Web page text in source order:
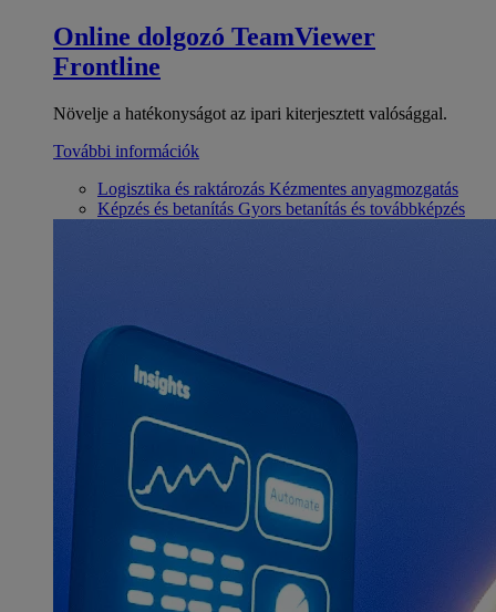
Online dolgozó TeamViewer
Frontline
Növelje a hatékonyságot az ipari kiterjesztett valósággal.
További információk
Logisztika és raktározás Kézmentes anyagmozgatás
Képzés és betanítás Gyors betanítás és továbbképzés